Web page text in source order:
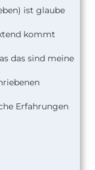
ist glaube
kommt
das sind meine
Erfahrungen